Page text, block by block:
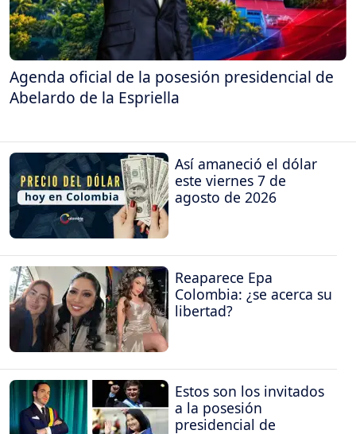
Agenda oficial de la posesión presidencial de
Abelardo de la Espriella
Así amaneció el dólar
este viernes 7 de
agosto de 2026
Reaparece Epa
Colombia: ¿se acerca su
libertad?
Estos son los invitados
a la posesión
presidencial de